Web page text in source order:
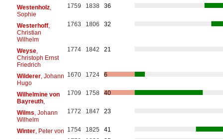
Westenholz,
Sophie
1759 1838 36
Westerhoff,
Christian
Wilhelm
1763 1806 32
Weyse,
Christoph Ernst
Friedrich
1774 1842 21
Wilderer, Johann
Hugo
1670 1724 6
Wilhelmine von
Bayreuth,
1709 1758 40
Wilms , Johann
Wilhelm
1772 1847 23
Winter, Peter von 1754 1825
41